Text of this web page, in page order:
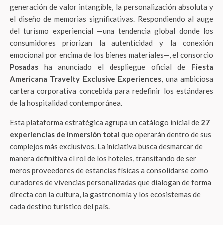
generación de valor intangible, la personalización absoluta y
el diseño de memorias significativas. Respondiendo al auge
del turismo experiencial —una tendencia global donde los
consumidores priorizan la autenticidad y la conexión
emocional por encima de los bienes materiales—, el consorcio
Posadas ha anunciado el despliegue oficial de Fiesta
Americana Travelty Exclusive Experiences, una ambiciosa
cartera corporativa concebida para redefinir los estándares
de la hospitalidad contemporánea.
Esta plataforma estratégica agrupa un catálogo inicial de 27
experiencias de inmersión total que operarán dentro de sus
complejos más exclusivos. La iniciativa busca desmarcar de
manera definitiva el rol de los hoteles, transitando de ser
meros proveedores de estancias físicas a consolidarse como
curadores de vivencias personalizadas que dialogan de forma
directa con la cultura, la gastronomía y los ecosistemas de
cada destino turístico del país.